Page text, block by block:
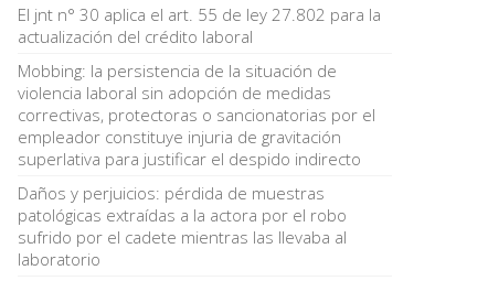
El jnt n° 30 aplica el art. 55 de ley 27.802 para la
actualización del crédito laboral
Mobbing: la persistencia de la situación de
violencia laboral sin adopción de medidas
correctivas, protectoras o sancionatorias por el
empleador constituye injuria de gravitación
superlativa para justificar el despido indirecto
Daños y perjuicios: pérdida de muestras
patológicas extraídas a la actora por el robo
sufrido por el cadete mientras las llevaba al
laboratorio